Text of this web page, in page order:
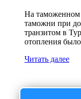
На таможенном
таможни при
транзитом в
отопления
Читать далее